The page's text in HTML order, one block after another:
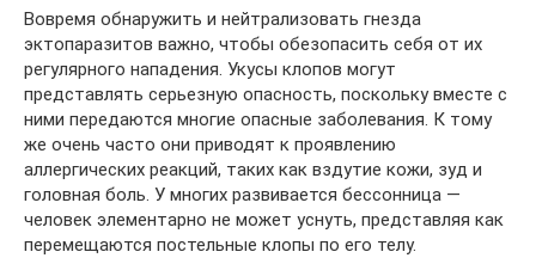
Вовремя обнаружить и нейтрализовать гнезда
эктопаразитов важно, чтобы обезопасить себя от их
регулярного нападения. Укусы клопов могут
представлять серьезную опасность, поскольку вместе с
ними передаются многие опасные заболевания. К тому
же очень часто они приводят к проявлению
аллергических реакций, таких как вздутие кожи, зуд и
головная боль. У многих развивается бессонница —
человек элементарно не может уснуть, представляя как
перемещаются постельные клопы по его телу.